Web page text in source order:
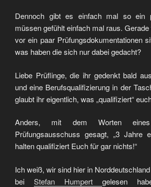
Dennoch gibt es einfach mal so ein
müssen gefühlt einfach mal raus.
vor ein paar Prüfungsdokumentationen
was haben die sich nur dabei gedacht?
Liebe Prüflinge, die ihr gedenkt bald
und eine Berufsqualifizierung in der
glaubt ihr eigentlich, was „qualifiziert“
Anders, mit dem Worten
Prüfungsausschuss gesagt, „3 Jahre
halten qualifiziert Euch für gar nichts!“
Ich weiß, wir sind hier in
bei Stefan Humpert gelesen